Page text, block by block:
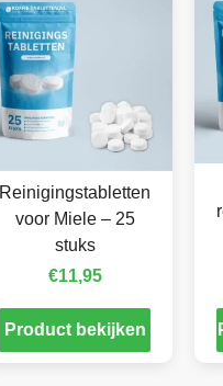
Reinigingstabletten
voor Miele – 25
stuks
€11,95
Product bekijken